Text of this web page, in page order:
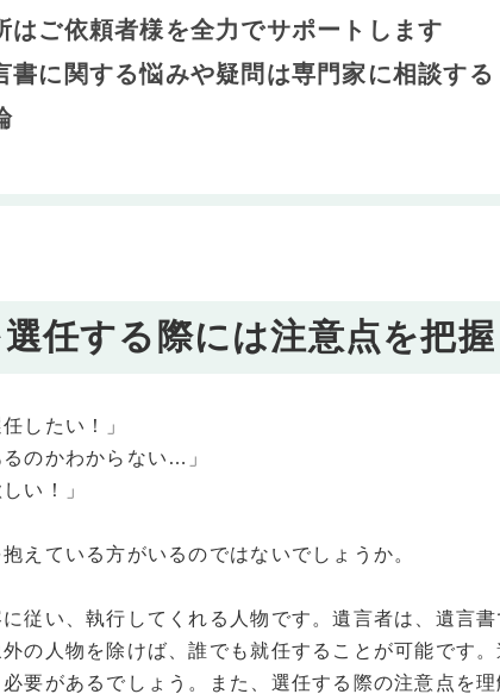
はご依頼者様を全力でサポートします
書に関する悩みや疑問は専門家に相談する
任する際には注意点を把
したい！」
るのかわからない…」
い！」
えている方がいるのではないでしょうか。
従い、執行してくれる人物です。遺言者は、遺言
の人物を除けば、誰でも就任することが可能です
要があるでしょう。また、選任する際の注意点を